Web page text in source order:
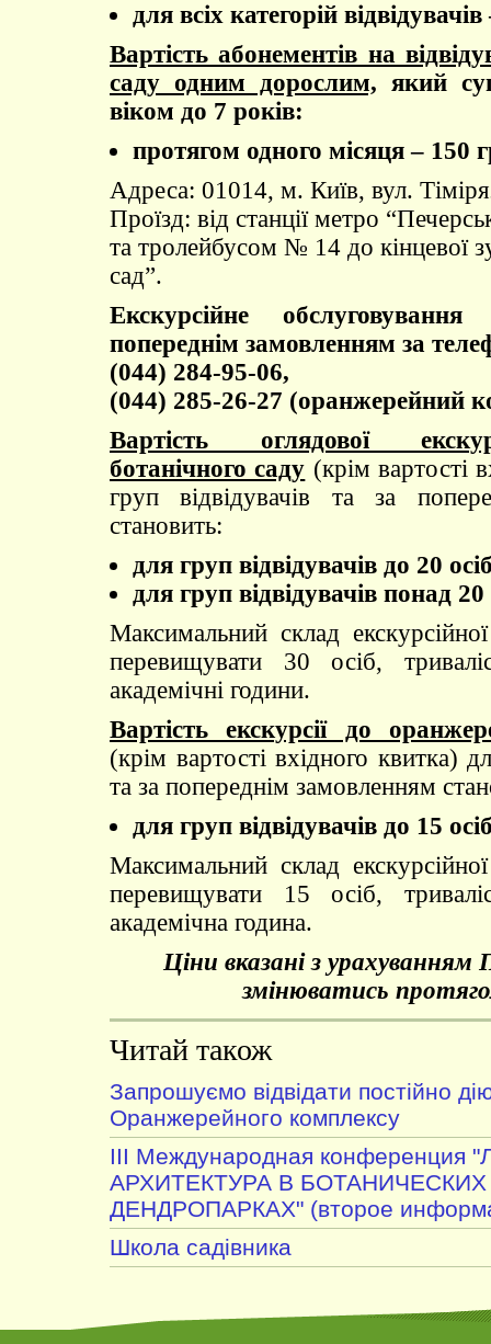
для всіх категорій
Вартість абонементів на
саду одним дорослим, який
віком до 7 років:
протягом одного місяця – 150
Адреса: 01014, м. Київ, вул.
Проїзд: від станції метро
та тролейбусом № 14 до кінцевої
сад”.
Екскурсійне
попереднім замовленням за
(044) 284-95-06,
(044) 285-26-27 (оранжерейний
Вартість оглядової
ботанічного саду (крім вартості
груп відвідувачів та за
становить:
для груп відвідувачів до 20
для груп відвідувачів понад
Максимальний склад
перевищувати 30 осіб,
академічні години.
Вартість екскурсії до
(крім вартості вхідного квитка)
та за попереднім замовленням
для груп відвідувачів до 15
Максимальний склад
перевищувати 15 осіб,
академічна година.
Ціни вказані з
змінюватись
Читай також
Запрошуємо відвідати постійно
Оранжерейного комплексу
III Международная
АРХИТЕКТУРА В
ДЕНДРОПАРКАХ" (второе
Школа садівника